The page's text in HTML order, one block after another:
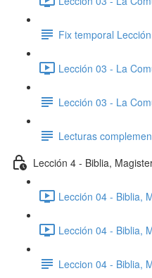
Fix temporal
Lección 03 - La
Lección 03 - La
Lecturas
Lección 4 - Biblia,
Lección 04 - Biblia,
Lección 04 - Biblia,
Leccion 04 - Biblia,